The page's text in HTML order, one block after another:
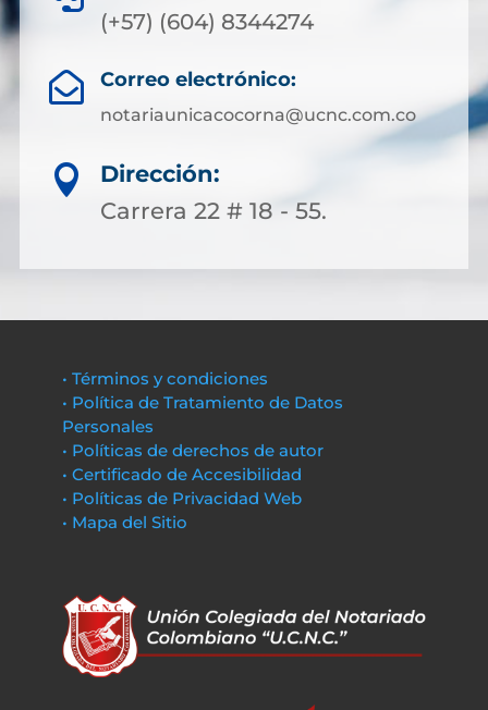
(+57) (604) 8344274
 Correo electrónico:
notariaunicacocorna@ucnc.com.co

Dirección:
Carrera 22 # 18 - 55.
• Términos y condiciones
• Política de Tratamiento de Datos
Personales
• Políticas de derechos de autor
• Certificado de Accesibilidad
• Políticas de Privacidad Web
• Mapa del Sitio